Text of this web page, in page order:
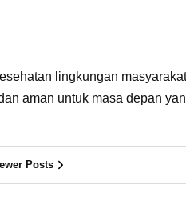
lingkungan
aman untuk masa depan
Posts